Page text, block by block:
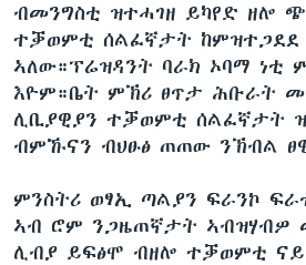
ብመንግስቲ ዝተሓገዘ ይካየድ ዘሎ
ተቓወምቲ ሰልፈኛታት ከምዝተጋደደ
ኣለው።ፕሬዝዳንት ባራክ ኦባማ ነቲ
እዮም።ቤት ምኽሪ ፀጥታ ሕቡራት
ሊቢያዊያን ተቓወምቲ ሰልፈኛታት
ብምኹናን ብህፁፅ ጠጠው ንኽብል
ምንስትሪ ወፃኢ ጣልያን ፍራንኮ
ኣብ ሮም ንጋዜጠኛታት ኣብዝሃብዎ
ሊብያ ይፍፅሞ ብዘሎ ተቓወምቲ